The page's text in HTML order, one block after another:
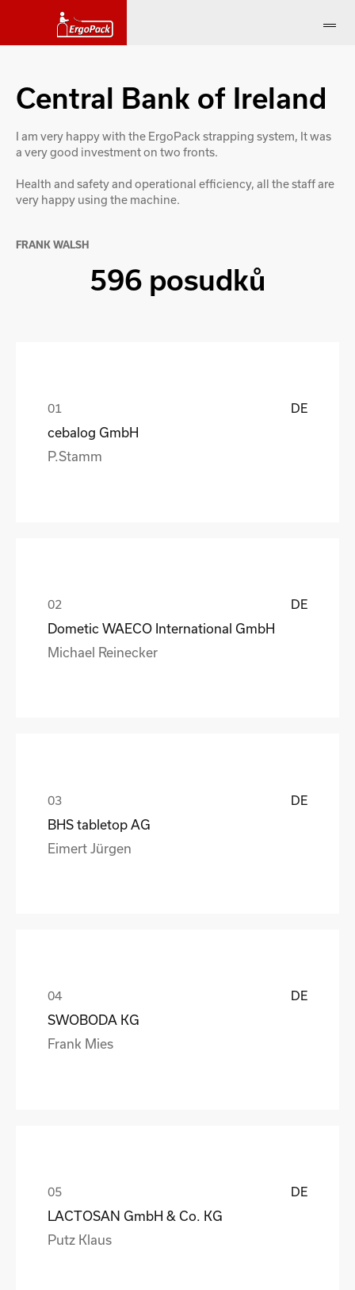
Central Bank of Ireland
I am very happy with the ErgoPack strapping system, It was
a very good investment on two fronts.
Health and safety and operational efficiency, all the staff are
very happy using the machine.
FRANK WALSH
596 posudků
DE
cebalog GmbH
P.Stamm
DE
Dometic WAECO International GmbH
Michael Reinecker
DE
BHS tabletop AG
Eimert Jürgen
DE
SWOBODA KG
Frank Mies
DE
LACTOSAN GmbH & Co. KG
Putz Klaus